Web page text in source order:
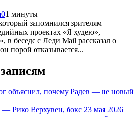
01 минуты
запомнился зрителям
проектах «Я худею»,
в беседе с Леди Mail рассказал о
порой отказывается...
объяснил, почему Радев — не новый
— Рико Верхувен, бокс 23 мая 2026